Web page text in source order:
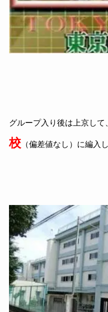
グループ入り後は上京して
校（偏差値なし）に編入